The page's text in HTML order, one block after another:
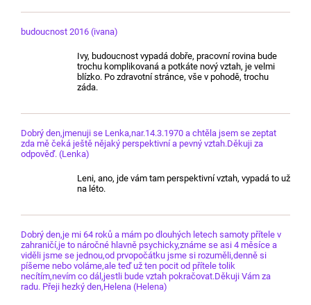
budoucnost 2016 (ivana)
Ivy, budoucnost vypadá dobře, pracovní rovina bude
trochu komplikovaná a potkáte nový vztah, je velmi
blízko. Po zdravotní stránce, vše v pohodě, trochu
záda.
Dobrý den,jmenuji se Lenka,nar.14.3.1970 a chtěla jsem se zeptat
zda mě čeká ještě nějaký perspektivní a pevný vztah.Děkuji za
odpověď. (Lenka)
Leni, ano, jde vám tam perspektivní vztah, vypadá to už
na léto.
Dobrý den,je mi 64 roků a mám po dlouhých letech samoty přítele v
zahraničí,je to náročné hlavně psychicky,známe se asi 4 měsíce a
viděli jsme se jednou,od prvopočátku jsme si rozuměli,denně si
píšeme nebo voláme,ale teď už ten pocit od přítele tolik
necítím,nevím co dál,jestli bude vztah pokračovat.Děkuji Vám za
radu. Přeji hezký den,Helena (Helena)